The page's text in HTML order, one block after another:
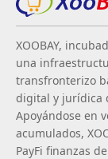
XOOBAY,
una
transfronterizo
digital y jurídica
Apoyándose en
acumulados,
PayFi finanzas